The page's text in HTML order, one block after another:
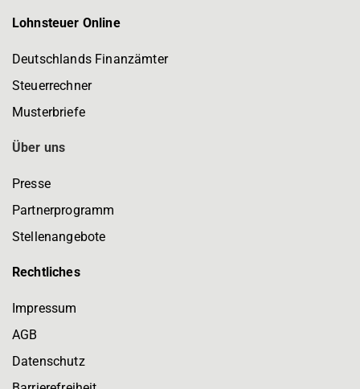
Lohnsteuer Online
Deutschlands Finanzämter
Steuerrechner
Musterbriefe
Über uns
Presse
Partnerprogramm
Stellenangebote
Rechtliches
Impressum
AGB
Datenschutz